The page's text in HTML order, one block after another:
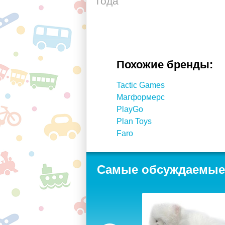
Похожие бренды:
Tactic Games
Магформерс
PlayGo
Plan Toys
Faro
Самые